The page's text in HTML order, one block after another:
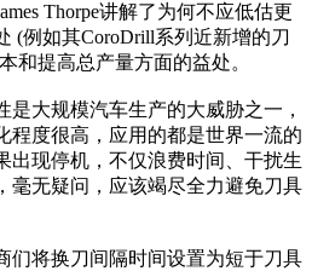
Thorpe讲解了为何不应低估更
(例如其CoroDrill系列近新增的刀
和提高总产量方面的益处。
大规模汽车生产的大威胁之一，
程度很高，应用的都是世界一流的
出现停机，不仅浪费时间、干扰生
毫无疑问，应该竭尽全力避免刀具
将换刀间隔时间设置为短于刀具